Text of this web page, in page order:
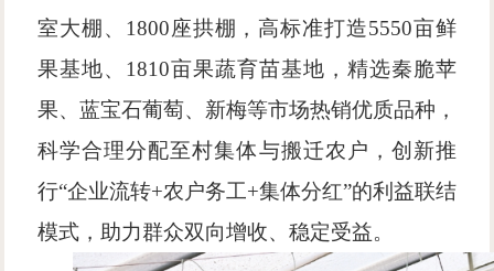
室大棚、1800座拱棚，高标准打造5550亩鲜
果基地、1810亩果蔬育苗基地，精选秦脆苹
果、蓝宝石葡萄、新梅等市场热销优质品种，
科学合理分配至村集体与搬迁农户，创新推
行“企业流转+农户务工+集体分红”的利益联结
模式，助力群众双向增收、稳定受益。